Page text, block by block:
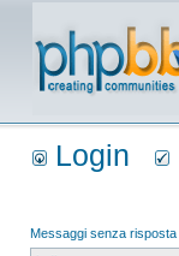
Login
Messaggi senza risposta